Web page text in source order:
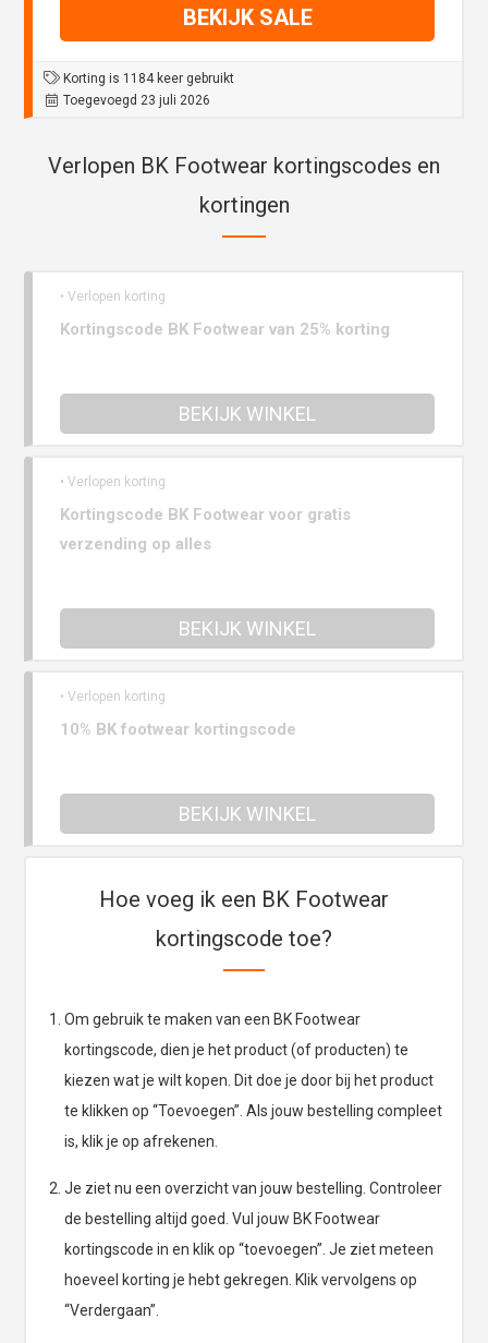
BEKIJK SALE
Korting is 1184 keer gebruikt
Toegevoegd 23 juli 2026
Verlopen BK Footwear kortingscodes en
kortingen
• Verlopen korting
Kortingscode BK Footwear van 25% korting
BEKIJK WINKEL
• Verlopen korting
Kortingscode BK Footwear voor gratis
verzending op alles
BEKIJK WINKEL
• Verlopen korting
10% BK footwear kortingscode
BEKIJK WINKEL
Hoe voeg ik een BK Footwear
kortingscode toe?
Om gebruik te maken van een BK Footwear
kortingscode, dien je het product (of producten) te
kiezen wat je wilt kopen. Dit doe je door bij het product
te klikken op “Toevoegen”. Als jouw bestelling compleet
is, klik je op afrekenen.
Je ziet nu een overzicht van jouw bestelling. Controleer
de bestelling altijd goed. Vul jouw BK Footwear
kortingscode in en klik op “toevoegen”. Je ziet meteen
hoeveel korting je hebt gekregen. Klik vervolgens op
“Verdergaan”.